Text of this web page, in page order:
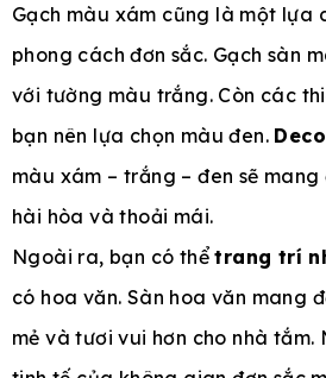
Gạch màu xám cũng là một lựa
phong cách đơn sắc. Gạch sàn
với tường màu trắng. Còn các
bạn nên lựa chọn màu đen.
màu xám – trắng – đen sẽ
hài hòa và thoải mái.
Ngoài ra, bạn có thểtrang trí
có hoa văn. Sàn hoa văn mang
mẻ và tươi vui hơn cho nhà tắm.